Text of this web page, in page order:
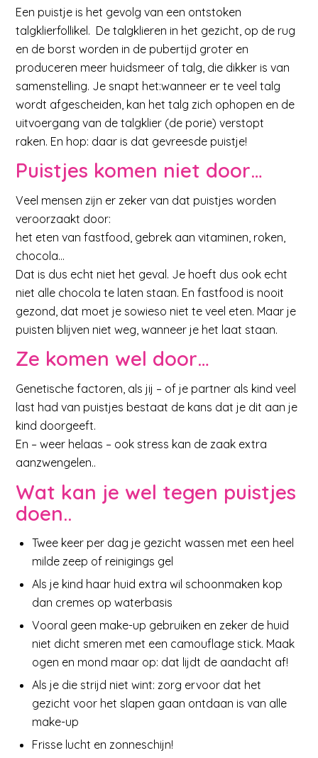
Een puistje is het gevolg van een ontstoken
talgklierfollikel. De talgklieren in het gezicht, op de rug
en de borst worden in de pubertijd groter en
produceren meer huidsmeer of talg, die dikker is van
samenstelling. Je snapt het:wanneer er te veel talg
wordt afgescheiden, kan het talg zich ophopen en de
uitvoergang van de talgklier (de porie) verstopt
raken. En hop: daar is dat gevreesde puistje!
Puistjes komen niet door…
Veel mensen zijn er zeker van dat puistjes worden
veroorzaakt door:
het eten van fastfood, gebrek aan vitaminen, roken,
chocola…
Dat is dus echt niet het geval. Je hoeft dus ook echt
niet alle chocola te laten staan. En fastfood is nooit
gezond, dat moet je sowieso niet te veel eten. Maar je
puisten blijven niet weg, wanneer je het laat staan.
Ze komen wel door…
Genetische factoren, als jij – of je partner als kind veel
last had van puistjes bestaat de kans dat je dit aan je
kind doorgeeft.
En – weer helaas – ook stress kan de zaak extra
aanzwengelen..
Wat kan je wel tegen puistjes
doen..
Twee keer per dag je gezicht wassen met een heel
milde zeep of reinigings gel
Als je kind haar huid extra wil schoonmaken kop
dan cremes op waterbasis
Vooral geen make-up gebruiken en zeker de huid
niet dicht smeren met een camouflage stick. Maak
ogen en mond maar op: dat lijdt de aandacht af!
Als je die strijd niet wint: zorg ervoor dat het
gezicht voor het slapen gaan ontdaan is van alle
make-up
Frisse lucht en zonneschijn!